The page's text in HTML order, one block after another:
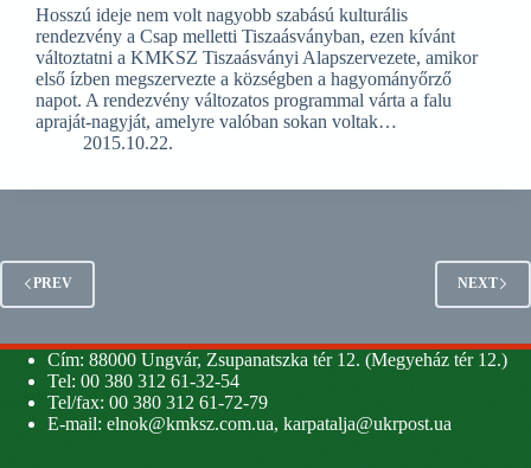
Hosszú ideje nem volt nagyobb szabású kulturális
rendezvény a Csap melletti Tiszaásványban, ezen kívánt
változtatni a KMKSZ Tiszaásványi Alapszervezete, amikor
első ízben megszervezte a községben a hagyományőrző
napot. A rendezvény változatos programmal várta a falu
apraját-nagyját, amelyre valóban sokan voltak…
2015.10.22.
PREV NEXT
Cím: 88000 Ungvár, Zsupanatszka tér 12. (Megyeház tér 12.)
Tel: 00 380 312 61-32-54
Tel/fax: 00 380 312 61-72-79
E-mail: elnok@kmksz.com.ua, karpatalja@ukrpost.ua